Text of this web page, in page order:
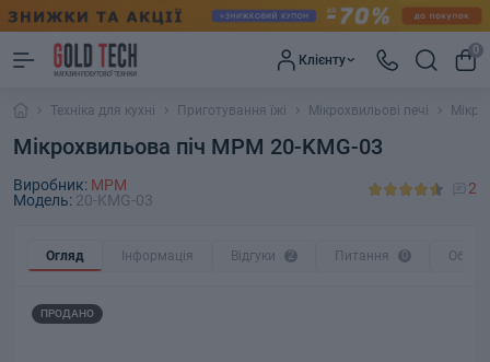
Клієнту
0
Техніка для кухні Приготування їжі Мікрохвильові печі
Мікрохвильова піч MPM 20-KMG-03
Виробник: MPM
Модель: 20-KMG-03
2
Огляд Інформація Відгуки 2 Питання 0 Обмін
ПРОДАНО